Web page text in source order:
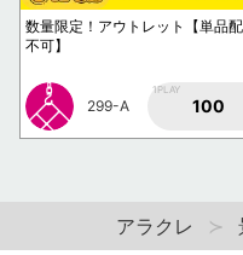
数量限定！アウトレット【単品
不可】
299-A
1PLAY
100
アラクレ